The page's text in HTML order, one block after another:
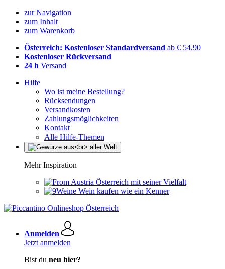
zur Navigation
zum Inhalt
zum Warenkorb
Österreich: Kostenloser Standardversand ab € 54,90
Kostenloser Rückversand
24 h Versand
Hilfe
Wo ist meine Bestellung?
Rücksendungen
Versandkosten
Zahlungsmöglichkeiten
Kontakt
Alle Hilfe-Themen
Mehr Inspiration
Österreich mit seiner Vielfalt
Wein kaufen wie ein Kenner
Anmelden
Jetzt anmelden
Bist du neu hier?